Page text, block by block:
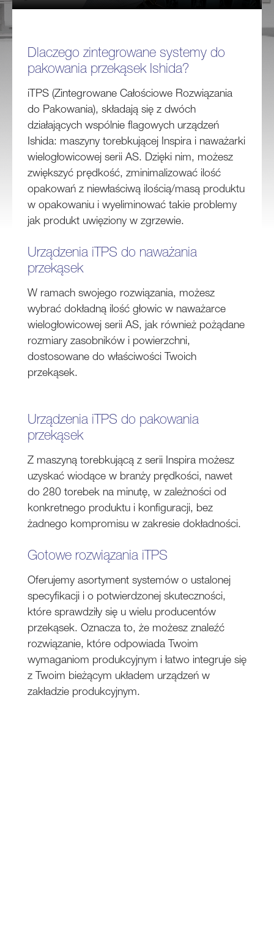
Dlaczego zintegrowane systemy do
pakowania przekąsek Ishida?
iTPS (Zintegrowane Całościowe Rozwiązania
do Pakowania), składają się z dwóch
działających wspólnie flagowych urządzeń
Ishida: maszyny torebkującej Inspira i naważarki
wielogłowicowej serii AS. Dzięki nim, możesz
zwiększyć prędkość, zminimalizować ilość
opakowań z niewłaściwą ilością/masą produktu
w opakowaniu i wyeliminować takie problemy
jak produkt uwięziony w zgrzewie.
Urządzenia iTPS do naważania
przekąsek
W ramach swojego rozwiązania, możesz
wybrać dokładną ilość głowic w naważarce
wielogłowicowej serii AS, jak również pożądane
rozmiary zasobników i powierzchni,
dostosowane do właściwości Twoich
przekąsek.
Urządzenia iTPS do pakowania
przekąsek
Z maszyną torebkującą z serii Inspira możesz
uzyskać wiodące w branży prędkości, nawet
do 280 torebek na minutę, w zależności od
konkretnego produktu i konfiguracji, bez
żadnego kompromisu w zakresie dokładności.
Gotowe rozwiązania iTPS
Oferujemy asortyment systemów o ustalonej
specyfikacji i o potwierdzonej skuteczności,
które sprawdziły się u wielu producentów
przekąsek. Oznacza to, że możesz znaleźć
rozwiązanie, które odpowiada Twoim
wymaganiom produkcyjnym i łatwo integruje się
z Twoim bieżącym układem urządzeń w
zakładzie produkcyjnym.